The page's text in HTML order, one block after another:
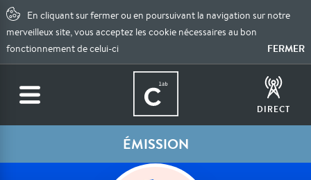
En cliquant sur fermer ou en poursuivant la navigation sur notre
merveilleux site, vous acceptez les cookie nécessaires au bon
fonctionnement de celui-ci
FERMER
DIRECT
ÉMISSION